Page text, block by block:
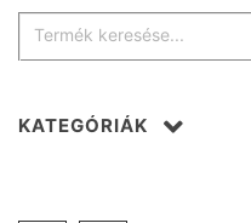
KATEGÓRIÁK